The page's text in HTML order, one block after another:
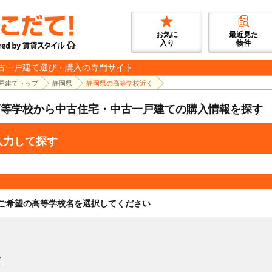
お気に
入り
最近見た
物件
一戸建て選び・購入の専門サイト
建てトップ 静岡県 静岡県の高等学校近く
学校から中古住宅・中古一戸建ての購入情報を探す
して探す
希望の高等学校名を選択してください